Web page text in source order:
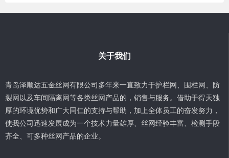
关于我们
青岛泽顺达五金丝网有限公司多年来一直致力于护栏网、围栏网、防
裂网以及车间隔离网等各类丝网产品的，销售与服务。借助于得天独
厚的环境优势和广大同仁的支持与帮助，加上全体员工的奋发努力，
使我公司迅速发展成为一个技术力量雄厚、丝网经验丰富、检测手段
齐全、可多种丝网产品的企业。